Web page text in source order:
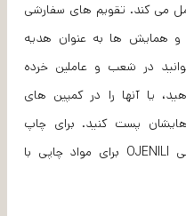
می کند. تقویم های سفارشی
و همایش ها به عنوان هدیه
در شعب و عاملین خرده
یا آنها را در کمپین های
هایشان پست کنید. برای چاپ
هرساله آنها، با متخصصان بازاریابی OJENILI برای مواد چاپی با